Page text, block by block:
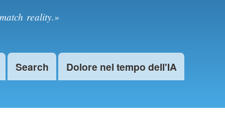
reality.»
Search
Dolore nel tempo dell'IA